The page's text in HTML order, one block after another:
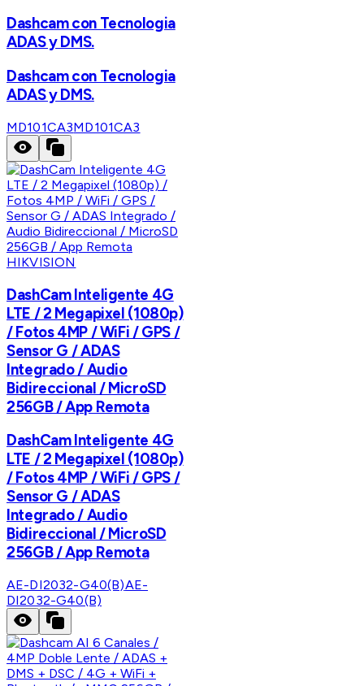
Dashcam con Tecnologia
ADAS y DMS.
Dashcam con Tecnologia
ADAS y DMS.
MD101CA3MD101CA3
HIKVISION
DashCam Inteligente 4G
LTE / 2 Megapixel (1080p)
/ Fotos 4MP / WiFi / GPS /
Sensor G / ADAS
Integrado / Audio
Bidireccional / MicroSD
256GB / App Remota
DashCam Inteligente 4G
LTE / 2 Megapixel (1080p)
/ Fotos 4MP / WiFi / GPS /
Sensor G / ADAS
Integrado / Audio
Bidireccional / MicroSD
256GB / App Remota
AE-DI2032-G40(B)AE-
DI2032-G40(B)